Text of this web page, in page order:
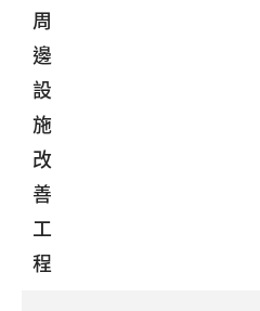
周
邊
設
施
改
善
工
程